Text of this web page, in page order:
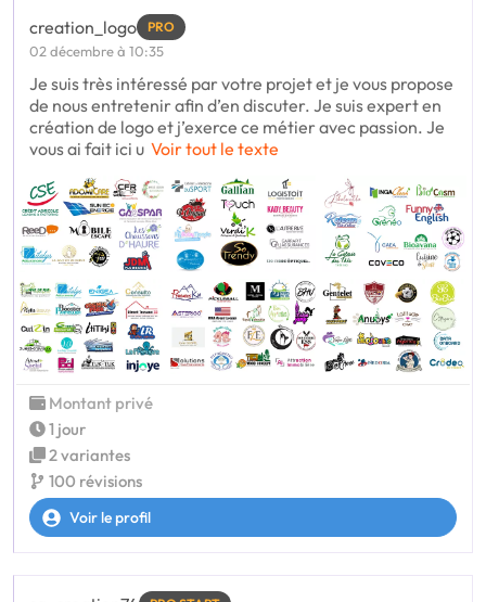
creation_logo PRO
02 décembre à 10:35
Je suis très intéressé par votre projet et je vous propose
de nous entretenir afin d’en discuter. Je suis expert en
création de logo et j’exerce ce métier avec passion. Je
vous ai fait ici u Voir tout le texte
Montant privé
1 jour
2 variantes
100 révisions
Voir le profil